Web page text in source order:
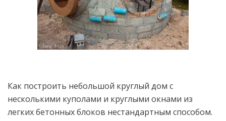
Как построить небольшой круглый дом с
несколькими куполами и круглыми окнами из
легких бетонных блоков нестандартным способом.